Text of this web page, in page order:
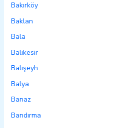
Bakırköy
Baklan
Bala
Balıkesir
Balışeyh
Balya
Banaz
Bandırma